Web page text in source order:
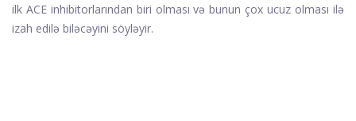
ilk ACE inhibitorlarından biri olması və bunun çox ucuz olması ilə
izah edilə biləcəyini söyləyir.